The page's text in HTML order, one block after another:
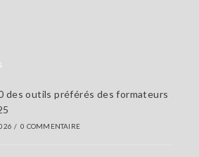
des outils préférés des formateurs
/ 0 COMMENTAIRE